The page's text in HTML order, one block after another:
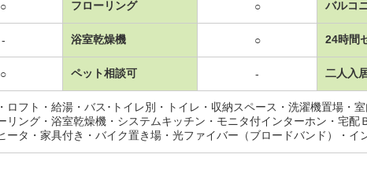
○ フローリング ○ バルコ
- 浴室乾燥機 ○ 24時間
○ ペット相談可 - 二人入
ロフト・給湯・バス･トイレ別・トイレ・収納スペース・洗濯機置場・
リング・浴室乾燥機・システムキッチン・モニタ付インターホン・宅配
ータ・家具付き・バイク置き場・光ファイバー（ブロードバンド）・イ